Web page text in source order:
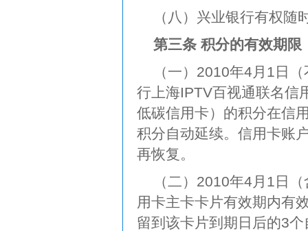
（八）兴业银行有权
第三条 积分的有效期限
（一）2010年4月1日
行上海IPTV百视通联名信
低碳信用卡）的积分在信
积分自动延续。信用卡账
再恢复。
（二）2010年4月1日
用卡主卡卡片有效期内有
留到该卡片到期日后的3